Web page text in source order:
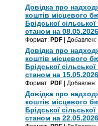
Довідка про
коштів місцевого
Брідської
станом на 08.05.2026
Формат: PDF | Добавлен:
Довідка про
коштів місцевого
Брідської
станом на 15.05.2026
Формат: PDF | Добавлен:
Довідка про
коштів місцевого
Брідської
станом на 22.05.2026